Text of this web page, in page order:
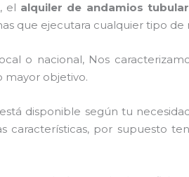
el alquiler de andamios
que ejecutara cualquier tipo de
o nacional, Nos
mayor objetivo.
disponible según tu
características, por supuesto